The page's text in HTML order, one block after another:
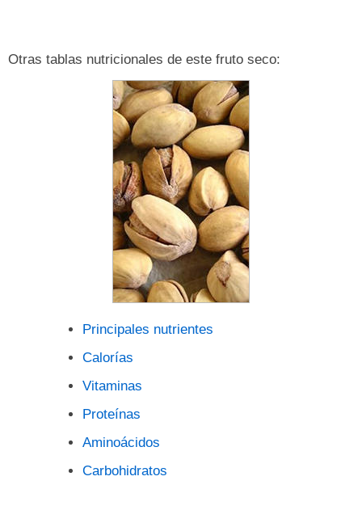
Otras tablas nutricionales de este fruto seco:
Principales nutrientes
Calorías
Vitaminas
Proteínas
Aminoácidos
Carbohidratos